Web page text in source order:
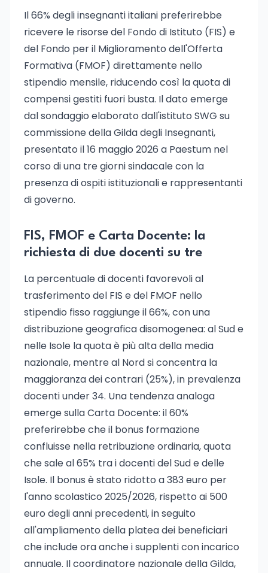
Il 66% degli insegnanti italiani preferirebbe
ricevere le risorse del Fondo di Istituto (FIS) e
del Fondo per il Miglioramento dell'Offerta
Formativa (FMOF) direttamente nello
stipendio mensile, riducendo così la quota di
compensi gestiti fuori busta. Il dato emerge
dal sondaggio elaborato dall'istituto SWG su
commissione della Gilda degli Insegnanti,
presentato il 16 maggio 2026 a Paestum nel
corso di una tre giorni sindacale con la
presenza di ospiti istituzionali e rappresentanti
di governo.
FIS, FMOF e Carta Docente: la
richiesta di due docenti su tre
La percentuale di docenti favorevoli al
trasferimento del FIS e del FMOF nello
stipendio fisso raggiunge il 66%, con una
distribuzione geografica disomogenea: al Sud e
nelle Isole la quota è più alta della media
nazionale, mentre al Nord si concentra la
maggioranza dei contrari (25%), in prevalenza
docenti under 34. Una tendenza analoga
emerge sulla Carta Docente: il 60%
preferirebbe che il bonus formazione
confluisse nella retribuzione ordinaria, quota
che sale al 65% tra i docenti del Sud e delle
Isole. Il bonus è stato ridotto a 383 euro per
l'anno scolastico 2025/2026, rispetto ai 500
euro degli anni precedenti, in seguito
all'ampliamento della platea dei beneficiari
che include ora anche i supplenti con incarico
annuale. Il coordinatore nazionale della Gilda,